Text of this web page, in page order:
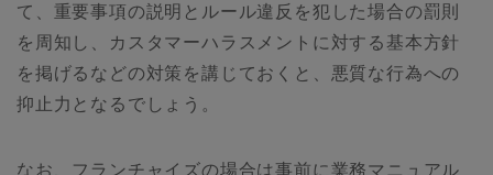
て、重要事項の説明とルール違反を犯した場合の罰則
を周知し、カスタマーハラスメントに対する基本方針
を掲げるなどの対策を講じておくと、悪質な行為への
抑止力となるでしょう。
なお、フランチャイズの場合は事前に業務マニュアル